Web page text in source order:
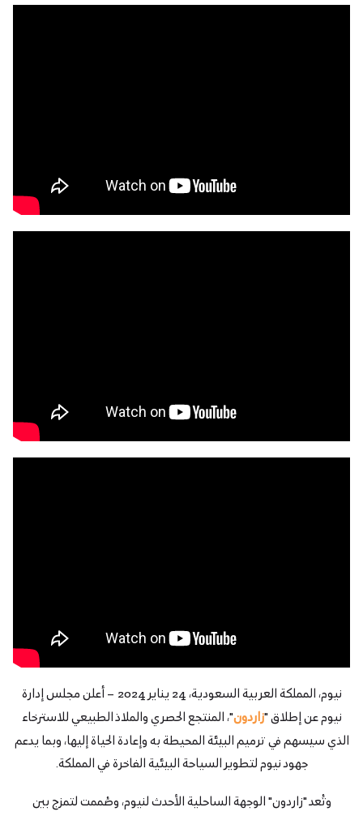
نيوم، المملكة العربية السعودية، 24 يناير 2024 – أعلن مجلس إدارة
نيوم عن إطلاق "زاردون"، المنتجع الحصري والملاذ الطبيعي للاسترخاء
الذي سيسهم في ترميم البيئة المحيطة به وإعادة الحياة إليها، وبما يدعم
جهود نيوم لتطوير السياحة البيئية الفاخرة في المملكة.
وتُعد "زاردون" الوجهة الساحلية الأحدث لنيوم، وصُممت لتمزج بين